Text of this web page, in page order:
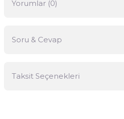
Yorumlar (0)
Soru & Cevap
Taksit Seçenekleri